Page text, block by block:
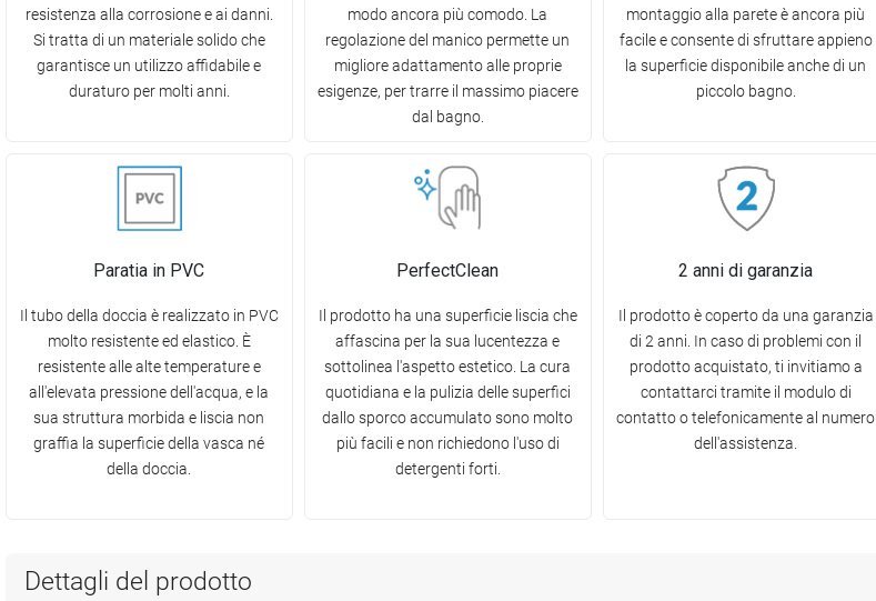
resistenza alla corrosione e ai danni.
Si tratta di un materiale solido che
garantisce un utilizzo affidabile e
duraturo per molti anni.
modo ancora più comodo. La
regolazione del manico permette un
migliore adattamento alle proprie
esigenze, per trarre il massimo piacere
dal bagno.
montaggio alla parete è ancora più
facile e consente di sfruttare appieno
la superficie disponibile anche di un
piccolo bagno.
Paratia in PVC
Il tubo della doccia è realizzato in PVC
molto resistente ed elastico. È
resistente alle alte temperature e
all'elevata pressione dell'acqua, e la
sua struttura morbida e liscia non
graffia la superficie della vasca né
della doccia.
PerfectClean
Il prodotto ha una superficie liscia che
affascina per la sua lucentezza e
sottolinea l'aspetto estetico. La cura
quotidiana e la pulizia delle superfici
dallo sporco accumulato sono molto
più facili e non richiedono l'uso di
detergenti forti.
2 anni di garanzia
Il prodotto è coperto da una garanzia
di 2 anni. In caso di problemi con il
prodotto acquistato, ti invitiamo a
contattarci tramite il modulo di
contatto o telefonicamente al numero
dell'assistenza.
Dettagli del prodotto